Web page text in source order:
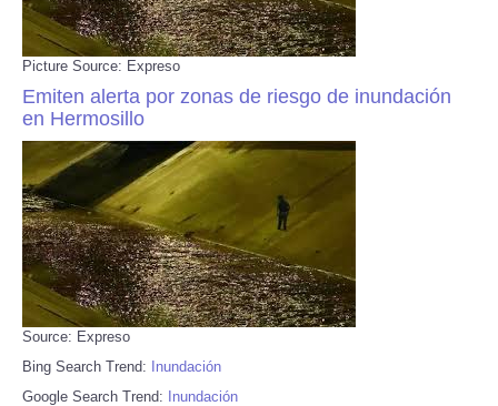
Picture Source: Expreso
Emiten alerta por zonas de riesgo de inundación
en Hermosillo
Source: Expreso
Bing Search Trend: Inundación
Google Search Trend: Inundación